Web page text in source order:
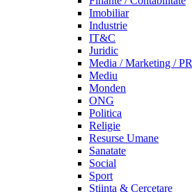
Imobiliar
Industrie
IT&C
Juridic
Media / Marketing / PR
Mediu
Monden
ONG
Politica
Religie
Resurse Umane
Sanatate
Social
Sport
Stiinta & Cercetare